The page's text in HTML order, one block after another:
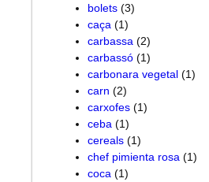
bolets (3)
caça (1)
carbassa (2)
carbassó (1)
carbonara vegetal (1)
carn (2)
carxofes (1)
ceba (1)
cereals (1)
chef pimienta rosa (1)
coca (1)